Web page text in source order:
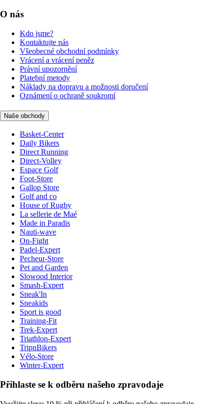
O nás
Kdo jsme?
Kontaktujte nás
Všeobecné obchodní podmínky
Vrácení a vrácení peněz
Právní upozornění
Platební metody
Náklady na dopravu a možnosti doručení
Oznámení o ochraně soukromí
Naše obchody
Basket-Center
Daily Bikers
Direct Running
Direct-Volley
Espace Golf
Foot-Store
Gallop Store
Golf and co
House of Rugby
La sellerie de Maé
Made in Paradis
Nauti-wave
On-Fight
Padel-Expert
Pecheur-Store
Pet and Garden
Slowood Interior
Smash-Expert
Sneak'In
Sneakids
Sport is good
Training-Fit
Trek-Expert
Triathlon-Expert
TripnBikers
Vélo-Store
Winter-Expert
Přihlaste se k odběru našeho zpravodaje